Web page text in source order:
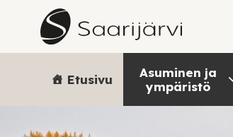
Skip to content
Etusivu
Asuminen ja
ympäristö